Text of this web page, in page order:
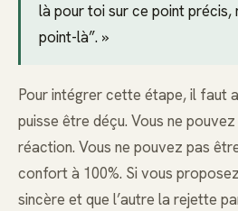
là pour toi sur ce point précis,
point-là”. »
Pour intégrer cette étape, il faut
puisse être déçu. Vous ne
réaction. Vous ne pouvez pas
confort à 100%. Si vous
sincère et que l’autre la rejette